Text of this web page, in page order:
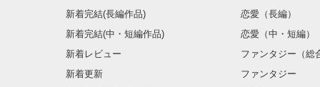
新着完結(長編作品)
新着完結(中・短編作品)
新着レビュー
新着更新
恋愛（長編）
恋愛（中・短編）
ファンタジー（総
ファンタジー